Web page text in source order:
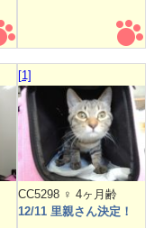
[1]
CC5298 ♀ 4ヶ月齢
12/11 里親さん決定！